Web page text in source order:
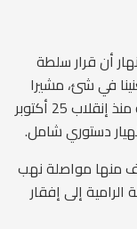
أن ‏قرار سلطة
في شئ، مشيرا
إلى أنهم لا يعترفون بوجود أي سلطة شرعية منذ إنقلاب 25 أكتوبر
منها مواصلة نهب
الرامية إلى إفقار